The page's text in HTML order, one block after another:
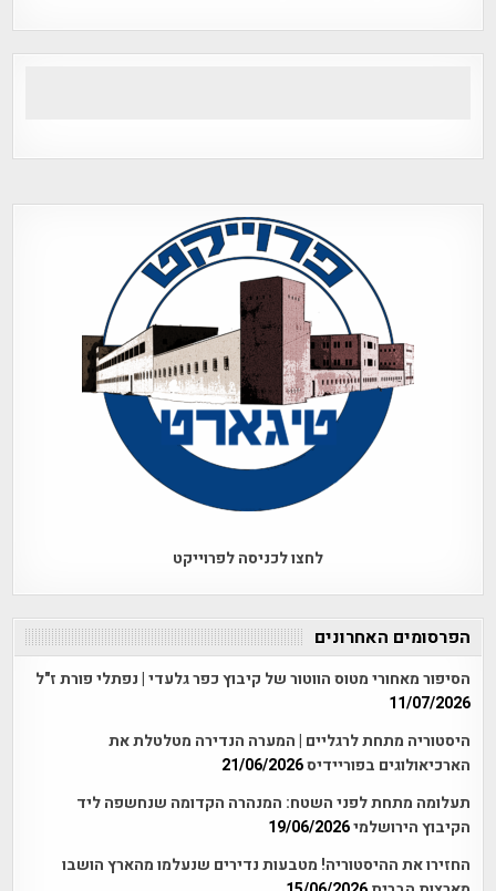
לחצו לכניסה לפרוייקט
הפרסומים האחרונים
הסיפור מאחורי מטוס הווטור של קיבוץ כפר גלעדי | נפתלי פורת ז"ל
11/07/2026
היסטוריה מתחת לרגליים | המערה הנדירה מטלטלת את
הארכיאולוגים בפוריידיס21/06/2026
תעלומה מתחת לפני השטח: המנהרה הקדומה שנחשפה ליד
הקיבוץ הירושלמי19/06/2026
החזירו את ההיסטוריה! מטבעות נדירים שנעלמו מהארץ הושבו